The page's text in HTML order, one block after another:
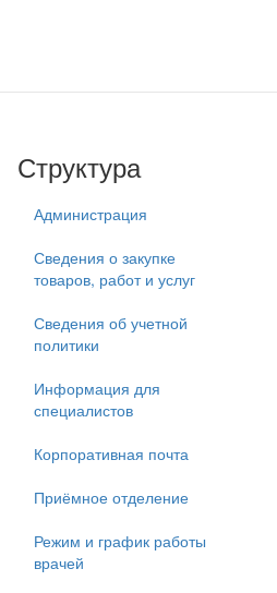
Структура
Администрация
Сведения о закупке
товаров, работ и услуг
Сведения об учетной
политики
Информация для
специалистов
Корпоративная почта
Приёмное отделение
Режим и график работы
врачей